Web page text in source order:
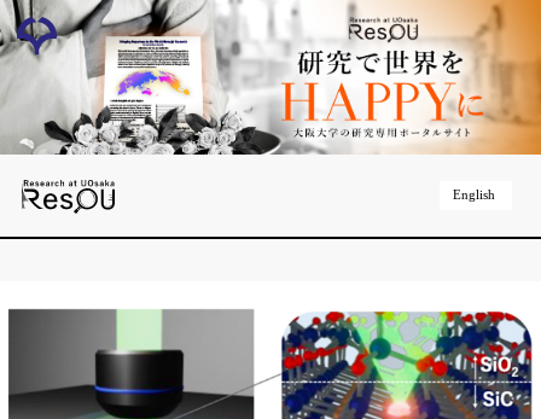
English